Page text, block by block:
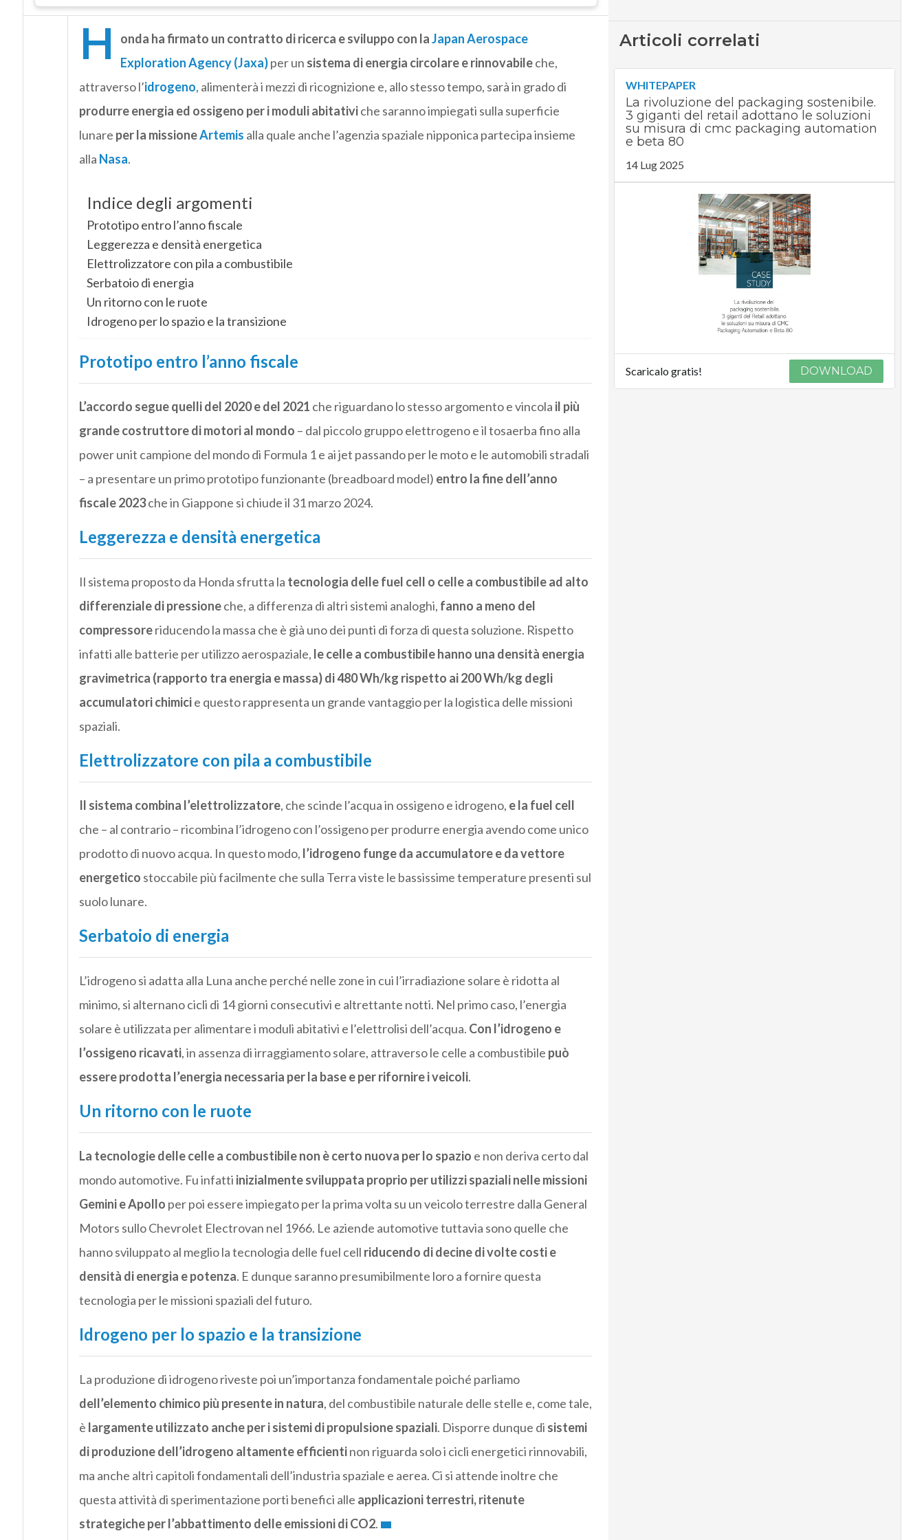
H onda ha firmato un contratto di ricerca e sviluppo con laJapan Aerospace
Exploration Agency (Jaxa)per un sistema di energia circolare e rinnovabileche,
attraverso l’idrogeno, alimenterà i mezzi di ricognizione e, allo stesso tempo, sarà in grado di
produrre energia ed ossigeno per i moduli abitativiche saranno impiegati sulla superficie
lunare per la missioneArtemis alla quale anche l’agenzia spaziale nipponica partecipa insieme
alla Nasa.
Indice degli argomenti
Prototipo entro l’anno fiscale
Leggerezza e densità energetica
Elettrolizzatore con pila a combustibile
Serbatoio di energia
Un ritorno con le ruote
Idrogeno per lo spazio e la transizione
Prototipo entro l’anno fiscale
L’accordo segue quelli del 2020 e del 2021 che riguardano lo stesso argomento e vincola il più
grande costruttore di motori al mondo – dal piccolo gruppo elettrogeno e il tosaerba fino alla
power unit campione del mondo di Formula 1 e ai jet passando per le moto e le automobili stradali
– a presentare un primo prototipo funzionante (breadboard model) entro la fine dell’anno
fiscale 2023che in Giappone si chiude il 31 marzo 2024.
Leggerezza e densità energetica
Il sistema proposto da Honda sfrutta la tecnologia delle fuel cell o celle a combustibile ad alto
differenziale di pressioneche, a differenza di altri sistemi analoghi, fanno a meno del
compressoreriducendo la massa che è già uno dei punti di forza di questa soluzione. Rispetto
infatti alle batterie per utilizzo aerospaziale, le celle a combustibile hanno una densità energia
gravimetrica (rapporto tra energia e massa) di 480 Wh/kg rispetto ai 200 Wh/kg degli
accumulatori chimicie questo rappresenta un grande vantaggio per la logistica delle missioni
spaziali.
Elettrolizzatore con pila a combustibile
Il sistema combina l’elettrolizzatore, che scinde l’acqua in ossigeno e idrogeno, e la fuel cell
che – al contrario – ricombina l’idrogeno con l’ossigeno per produrre energia avendo come unico
prodotto di nuovo acqua. In questo modo, l’idrogeno funge da accumulatore e da vettore
energetico stoccabile più facilmente che sulla Terra viste le bassissime temperature presenti sul
suolo lunare.
Serbatoio di energia
L’idrogeno si adatta alla Luna anche perché nelle zone in cui l’irradiazione solare è ridotta al
minimo, si alternano cicli di 14 giorni consecutivi e altrettante notti. Nel primo caso, l’energia
solare è utilizzata per alimentare i moduli abitativi e l’elettrolisi dell’acqua. Con l’idrogeno e
l’ossigeno ricavati, in assenza di irraggiamento solare, attraverso le celle a combustibile può
essere prodotta l’energia necessaria per la base e per rifornire i veicoli.
Un ritorno con le ruote
La tecnologie delle celle a combustibile non è certo nuova per lo spazio e non deriva certo dal
mondo automotive. Fu infatti inizialmente sviluppata proprio per utilizzi spaziali nelle missioni
Gemini e Apollo per poi essere impiegato per la prima volta su un veicolo terrestre dalla General
Motors sullo Chevrolet Electrovan nel 1966. Le aziende automotive tuttavia sono quelle che
hanno sviluppato al meglio la tecnologia delle fuel cell riducendo di decine di volte costi e
densità di energia e potenza. E dunque saranno presumibilmente loro a fornire questa
tecnologia per le missioni spaziali del futuro.
Idrogeno per lo spazio e la transizione
La produzione di idrogeno riveste poi un’importanza fondamentale poiché parliamo
dell’elemento chimico più presente in natura, del combustibile naturale delle stelle e, come tale,
è largamente utilizzato anche per i sistemi di propulsione spaziali. Disporre dunque di sistemi
di produzione dell’idrogeno altamente efficientinon riguarda solo i cicli energetici rinnovabili,
ma anche altri capitoli fondamentali dell’industria spaziale e aerea. Ci si attende inoltre che
questa attività di sperimentazione porti benefici alle applicazioni terrestri, ritenute
strategiche per l’abbattimento delle emissioni di CO2.
Articoli correlati
WHITEPAPER
La rivoluzione del packaging sostenibile.
3 giganti del retail adottano le soluzioni
su misura di cmc packaging automation
e beta 80
14 Lug 2025
Scaricalo gratis! DOWNLOAD